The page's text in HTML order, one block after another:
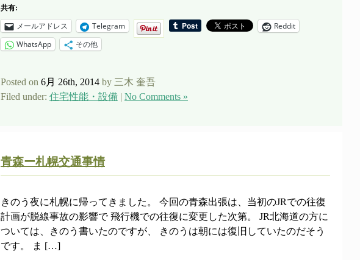
共有:
メールアドレス Telegram
Reddit
WhatsApp
その他
Posted on 6月 26th, 2014 by 三木 奎吾
Filed under: 住宅性能・設備 No Comments »
青森ー札幌交通事情
きのう夜に札幌に帰ってきました。 今回の青森出張は、当初のJRでの往復
計画が脱線事故の影響で 飛行機での往復に変更した次第。 JR北海道の方に
ついては、きのう書いたのですが、 きのうは朝には復旧していたのだそう
です。 ま […]